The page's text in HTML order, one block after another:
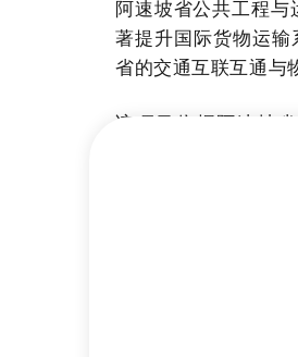
阿速坡省公共工程与
著提升国际货物运
省的交通互联互通与
该项目依据阿速坡